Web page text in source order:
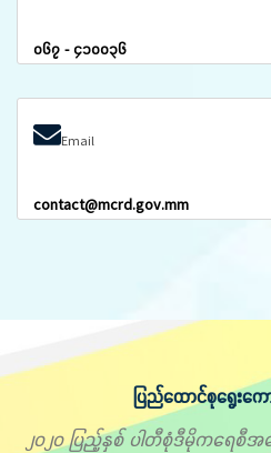
၀၆၇ - ၄၁၀၀၃၆
Email
contact@mcrd.gov.mm
ပြည်ထောင်စုရွေးက
၂၀၂၀ ပြည့်နှစ် ပါတီစုံဒီမိုကရေစီ